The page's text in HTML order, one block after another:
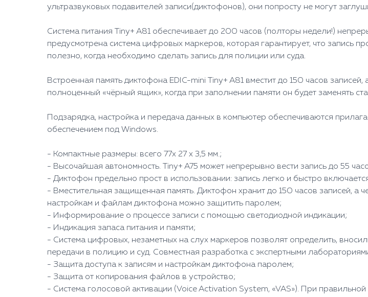
ультразвуковых подавителей записи(диктофонов), они попросту не могут
Система питания Tiny+ A81 обеспечивает до 200 часов (полторы недели!)
предусмотрена система цифровых маркеров, которая гарантирует, что запись
полезно, когда необходимо сделать запись для полиции или суда.
Встроенная память диктофона EDIC-mini Tiny+ A81 вместит до 150 часов
полноценный «чёрный ящик», когда при заполнении памяти он будет заменять
Подзарядка, настройка и передача данных в компьютер обеспечиваются
обеспечением под Windows.
- Компактные размеры: всего 77x 27 x 3,5 мм.;
- Высочайшая автономность. Tiny+ A75 может непрерывно вести запись до 55
- Диктофон предельно прост в использовании: запись легко и быстро
- Вместительная защищенная память. Диктофон хранит до 150 часов записей, а
настройкам и файлам диктофона можно защитить паролем;
- Информирование о процессе записи с помощью светодиодной индикации;
- Индикация запаса питания и памяти;
- Система цифровых, незаметных на слух маркеров позволят определить,
передачи в полицию и суд. Совместная разработка с экспертными
- Защита доступа к записям и настройкам диктофона паролем;
- Защита от копирования файлов в устройство;
- Система голосовой активации (Voice Activation System, «VAS»). При